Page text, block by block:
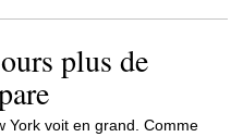
plus de
York voit en grand. Comme